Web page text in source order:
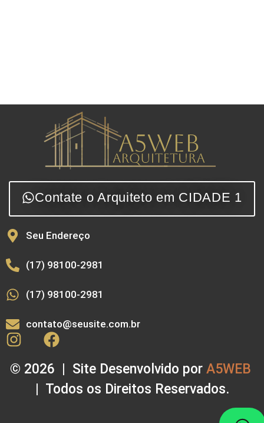
Contate o Arquiteto em CIDADE 1
Seu Endereço
(17) 98100-2981
(17) 98100-2981
contato@seusite.com.br
© 2026 | Site Desenvolvido por A5WEB
| Todos os Direitos Reservados.